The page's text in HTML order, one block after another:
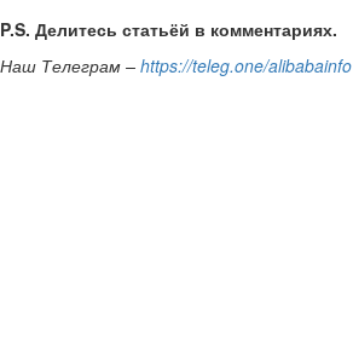
P.S. Делитесь статьёй в комментариях.
Наш Телеграм – https://teleg.one/alibabainfo